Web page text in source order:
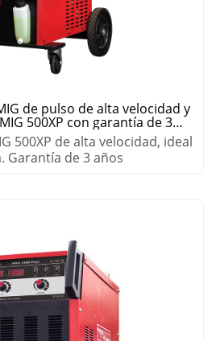
de pulso de alta velocidad y
500XP con garantía de 3
500XP de alta velocidad, ideal
Garantía de 3 años